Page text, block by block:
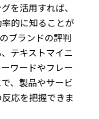
を活用すれば、
的に知ることが
ブランドの評判
テキストマイニ
ワードやフレー
、製品やサービ
応を把握できま